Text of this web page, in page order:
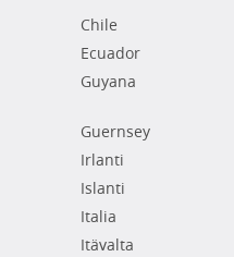
Chile
Ecuador
Guyana
Guernsey
Irlanti
Islanti
Italia
Itävalta